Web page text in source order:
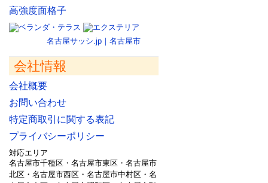
高強度面格子
名古屋サッシ.jp｜名古屋市
会社情報
会社概要
お問い合わせ
特定商取引に関する表記
プライバシーポリシー
対応エリア
名古屋市千種区・名古屋市東区・名古屋市
北区・名古屋市西区・名古屋市中村区・名